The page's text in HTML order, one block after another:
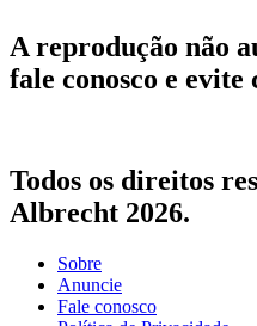
A reprodução não
fale conosco e
Todos os direitos
Albrecht 2026.
Sobre
Anuncie
Fale conosco